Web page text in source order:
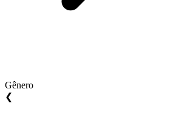
Gênero
❮